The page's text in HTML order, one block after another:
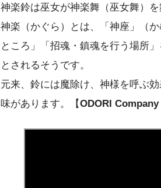
神楽鈴は巫女が神楽舞（巫女舞）を
神楽（かぐら）とは、「神座」（
ところ」「招魂・鎮魂を行う場所
とされるそうです。
元来、鈴には魔除け、神様を呼ぶ
味があります。【ODORI